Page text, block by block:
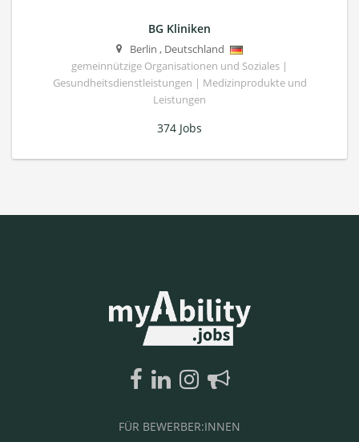
BG Kliniken
Berlin , Deutschland
gemeinnützige Organisationen und Soziales |
Gesundheitsdienstleistungen | Medizinprodukte und
Leistungen
374 Jobs
FÜR BEWERBER:INNEN